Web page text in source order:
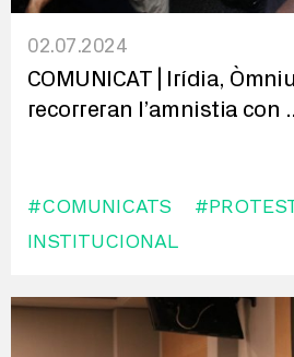
02.07.2024
COMUNICAT | Irídia,
recorreran l’amnistia con
#COMUNICATS
INSTITUCIONAL